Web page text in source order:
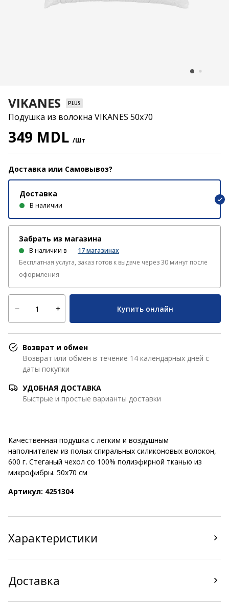
VIKANES PLUS
Подушка из волокна VIKANES 50x70
349 MDL /Шт
Доставка или Самовывоз?
Доставка
В наличии
Забрать из магазина
В наличии в 17магазинах
Бесплатная услуга, заказ готов к выдаче через 30 минут после
оформления
Купить онлайн
Возврат и обмен
Возврат или обмен в течение 14 календарных дней с
даты покупки
УДОБНАЯ ДОСТАВКА
Быстрые и простые варианты доставки
Качественная подушка с легким и воздушным
наполнителем из полых спиральных силиконовых волокон,
600 г. Стеганый чехол со 100% полиэфирной тканью из
микрофибры. 50х70 см
Артикул: 4251304
Характеристики
Доставка